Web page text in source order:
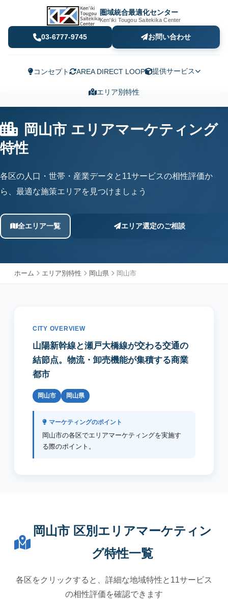
圏域統合最適化センター
Ken'iki Tougou Saitekika Center
03-6777-9745 お問い合わせ
コンセプト AREA DIRECT LOOP 提供サービス
エリア別特性
岡山市 エリアマーケティング
特性
各区の人口・世帯・産業データと11サービスの相性評価か
ら、最適な施策エリアを見つけましょう
全エリア一覧 エリア選定のご相談
ホーム エリア別特性 岡山県 岡山市
CITY OVERVIEW
山陽新幹線と瀬戸大橋線が交わる交通の
結節点。物流・卸売機能が集積する商業
都市
岡山市 岡山県
マーケティングのポイント
岡山市の各区でエリアマーケティングを実施す
る際のポイント。
岡山市 区別エリアマーケティン
グ特性一覧
各区をクリックすると、詳細な地域特性と11サービス
の相性評価を確認できます